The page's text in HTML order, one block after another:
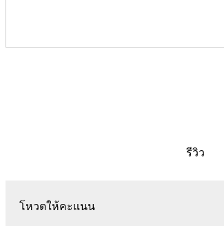
รีวิว
โหวตให้คะแนน